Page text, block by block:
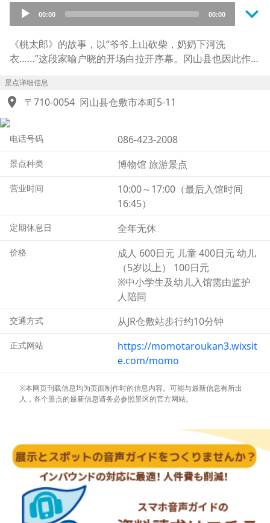
Audio
Player
00:00 00:00 keyboard_arrow_down
《桃太郎》的故事，以“爷爷上山砍柴，奶奶下河洗
衣……”这段家喻户晓的开场白拉开序幕。冈山县也因此作为
在桃太郎机关博物馆，一楼主要设有利用视觉错觉打造的机
关装置，以及“鬼岛洞窟探险”等互动体验项目。
除了如今广为流传的版本之外，桃太郎传说在不同的时代与
地区还有着各种不同的设定，而关于这些差异的考据与解
说，往往比起孩子，更能吸引成年人的兴趣。
来自多家出版社的《桃太郎》绘本，以及江户时代的浮世绘
等展品，也都是深受成年人关注的看点。
此外，影像剧场内还放映着一部以《桃太郎》为题材、制作
于战争时期的珍贵动画电影。
景点详细信息
location_on 〒710-0054 冈山县仓敷市本町5-11
电话号码 086-423-2008
景点种类 博物馆 旅游景点
营业时间
10:00～17:00（最后入馆时间
16:45）
定期休息日 全年无休
价格
成人 600日元 儿童 400日元 幼儿
（5岁以上） 100日元
※中小学生及幼儿入馆需由监护
人陪同
交通方式 从JR仓敷站步行约10分钟
正式网站
https://momotaroukan3.wixsit
e.com/momo
※本网页刊载信息均为页面制作时的信息内容。可能与最新信息有所出
入，各个景点的最新信息请务必参照景区的官方网站。